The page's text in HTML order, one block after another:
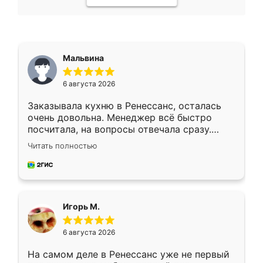
Мальвина
6 августа 2026
Заказывала кухню в Ренессанс, осталась
очень довольна. Менеджер всё быстро
посчитала, на вопросы отвечала сразу.
Замерщик приехал в субботу, подошёл к
делу со всей ответственностью. Собрали
за день, ребята работали аккуратно, даже
Читать полностью
Игорь М.
6 августа 2026
На самом деле в Ренессанс уже не первый